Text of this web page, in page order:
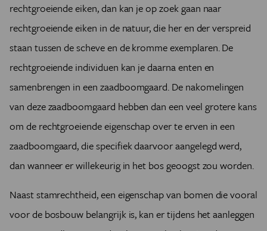
rechtgroeiende eiken, dan kan je op zoek gaan naar
rechtgroeiende eiken in de natuur, die her en der verspreid
staan tussen de scheve en de kromme exemplaren. De
rechtgroeiende individuen kan je daarna enten en
samenbrengen in een zaadboomgaard. De nakomelingen
van deze zaadboomgaard hebben dan een veel grotere kans
om de rechtgroeiende eigenschap over te erven in een
zaadboomgaard, die specifiek daarvoor aangelegd werd,
dan wanneer er willekeurig in het bos geoogst zou worden.
Naast stamrechtheid, een eigenschap van bomen die vooral
voor de bosbouw belangrijk is, kan er tijdens het aanleggen